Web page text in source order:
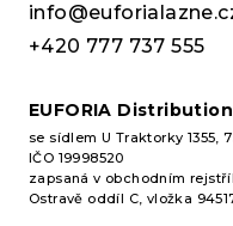
+420 777 737 555
EUFORIA
se sídlem U Traktorky 1355,
IČO 19998520
zapsaná v obchodním
Ostravě oddíl C, vložka